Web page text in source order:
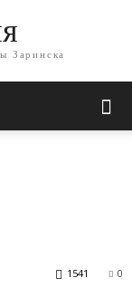
Заринска
0
1541